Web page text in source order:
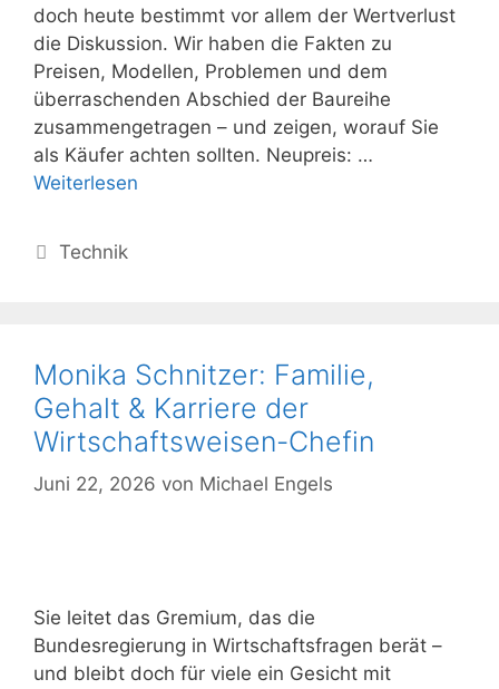
doch heute bestimmt vor allem der Wertverlust
die Diskussion. Wir haben die Fakten zu
Preisen, Modellen, Problemen und dem
überraschenden Abschied der Baureihe
zusammengetragen – und zeigen, worauf Sie
als Käufer achten sollten. Neupreis: …
Weiterlesen
Kategorien
Technik
Monika Schnitzer: Familie,
Gehalt & Karriere der
Wirtschaftsweisen-Chefin
Juni 22, 2026 von Michael Engels
Sie leitet das Gremium, das die
Bundesregierung in Wirtschaftsfragen berät –
und bleibt doch für viele ein Gesicht mit